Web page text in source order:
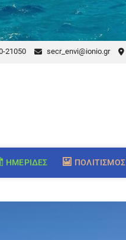
21050 secr_envi@ionio.gr
ΗΜΕΡΊΔΕΣ ΠΟΛΙΤΙΣΜΌΣ